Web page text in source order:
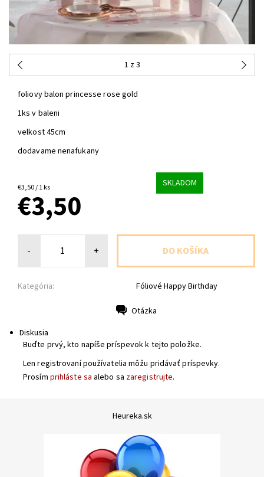
1 z 3
foliovy balon princesse rose gold
1ks v baleni
velkost 45cm
dodavame nenafukany
€3,50 / 1 ks SKLADOM
€3,50
- +
Kategória: Fóliové Happy Birthday
Otázka
Diskusia
Buďte prvý, kto napíše príspevok k tejto položke.
Len registrovaní používatelia môžu pridávať príspevky.
Prosím prihláste sa alebo sa zaregistrujte.
Heureka.sk